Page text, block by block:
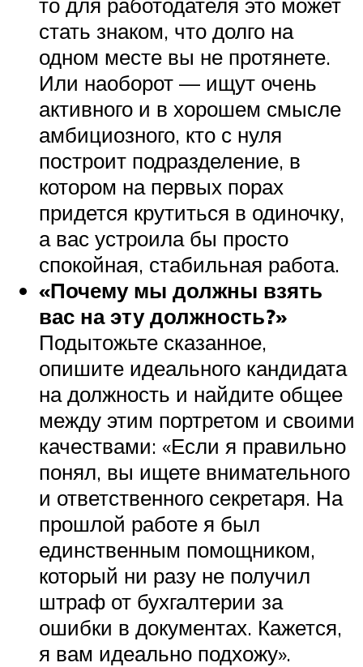
стать знаком, что долго на
одном месте вы не протянете.
Или наоборот — ищут очень
активного и в хорошем смысле
амбициозного, кто с нуля
построит подразделение, в
котором на первых порах
придется крутиться в одиночку,
а вас устроила бы просто
спокойная, стабильная работа.
«Почему мы должны взять
вас на эту должность?»
Подытожьте сказанное,
опишите идеального кандидата
на должность и найдите общее
между этим портретом и своими
качествами: «Если я правильно
понял, вы ищете внимательного
и ответственного секретаря. На
прошлой работе я был
единственным помощником,
который ни разу не получил
штраф от бухгалтерии за
ошибки в документах. Кажется,
я вам идеально подхожу».